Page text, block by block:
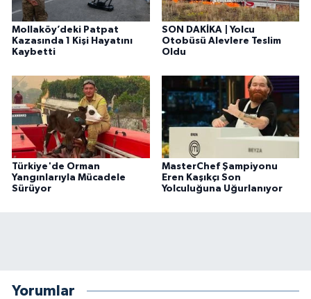
Mollaköy’deki Patpat
Kazasında 1 Kişi Hayatını
Kaybetti
SON DAKİKA | Yolcu
Otobüsü Alevlere Teslim
Oldu
Türkiye'de Orman
Yangınlarıyla Mücadele
Sürüyor
MasterChef Şampiyonu
Eren Kaşıkçı Son
Yolculuğuna Uğurlanıyor
Yorumlar